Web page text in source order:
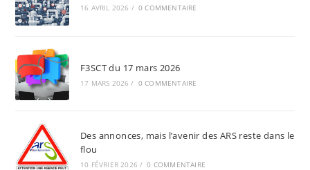
16 AVRIL 2026 / 0 COMMENTAIRE
F3SCT du 17 mars 2026
17 MARS 2026 / 0 COMMENTAIRE
Des annonces, mais l’avenir des ARS reste dans le
flou
10 FÉVRIER 2026 / 0 COMMENTAIRE